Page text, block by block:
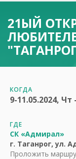
21ЫЙ
КОГДА
9-11.05.2024, Чт
ГДЕ
СК «Адмирал»
г. Таганрог, ул.
Проложить